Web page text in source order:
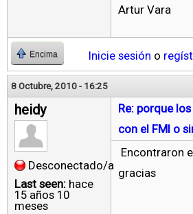
Artur Vara
Encima Inicie sesión o
8 Octubre, 2010 - 16:25
heidy
Desconectado/a
Last seen: hace
15 años 10
meses
Re: porque
con el FMI o
Encontraron
gracias